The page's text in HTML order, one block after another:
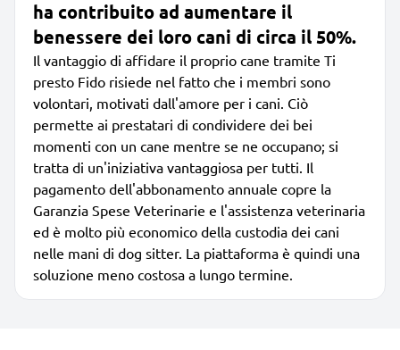
ha contribuito ad aumentare il
benessere dei loro cani di circa il 50%.
Il vantaggio di affidare il proprio cane tramite Ti
presto Fido risiede nel fatto che i membri sono
volontari, motivati dall'amore per i cani. Ciò
permette ai prestatari di condividere dei bei
momenti con un cane mentre se ne occupano; si
tratta di un'iniziativa vantaggiosa per tutti. Il
pagamento dell'abbonamento annuale copre la
Garanzia Spese Veterinarie e l'assistenza veterinaria
ed è molto più economico della custodia dei cani
nelle mani di dog sitter. La piattaforma è quindi una
soluzione meno costosa a lungo termine.